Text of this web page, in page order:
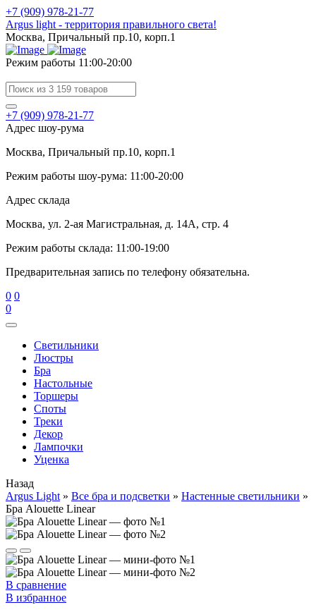
+7 (909) 978-21-77
Argus light - территория правильного света!
Москва, Причальный пр.10, корп.1
Режим работы 11:00-20:00
+7 (909) 978-21-77
Адрес шоу-рума
Москва, Причальный пр.10, корп.1
Режим работы шоу-рума: 11:00-20:00
Адрес склада
Москва, ул. 2-ая Магистральная, д. 14А, стр. 4
Режим работы склада: 11:00-19:00
Предварительная запись по телефону обязательна.
0 0
0
Cветильники
Люстры
Бра
Настольные
Торшеры
Споты
Треки
Декор
Лампочки
Уценка
Назад
Argus Light » Все бра и подсветки » Настенные светильники »
Бра Alouette Linear
В сравнение
В избранное